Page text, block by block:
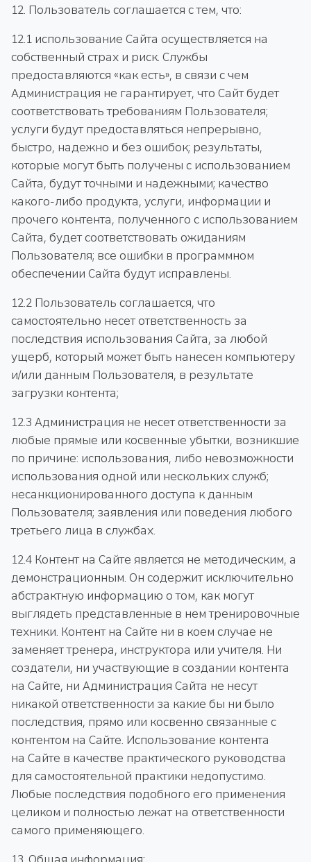
12. Пользователь соглашается с тем, что:
12.1 использование Сайта осуществляется на
собственный страх и риск. Службы
предоставляются «как есть», в связи с чем
Администрация не гарантирует, что Сайт будет
соответствовать требованиям Пользователя;
услуги будут предоставляться непрерывно,
быстро, надежно и без ошибок; результаты,
которые могут быть получены с использованием
Сайта, будут точными и надежными; качество
какого-либо продукта, услуги, информации и
прочего контента, полученного с использованием
Сайта, будет соответствовать ожиданиям
Пользователя; все ошибки в программном
обеспечении Сайта будут исправлены.
12.2 Пользователь соглашается, что
самостоятельно несет ответственность за
последствия использования Сайта, за любой
ущерб, который может быть нанесен компьютеру
и/или данным Пользователя, в результате
загрузки контента;
12.3 Администрация не несет ответственности за
любые прямые или косвенные убытки, возникшие
по причине: использования, либо невозможности
использования одной или нескольких служб;
несанкционированного доступа к данным
Пользователя; заявления или поведения любого
третьего лица в службах.
12.4 Контент на Сайте является не методическим, а
демонстрационным. Он содержит исключительно
абстрактную информацию о том, как могут
выглядеть представленные в нем тренировочные
техники. Контент на Сайте ни в коем случае не
заменяет тренера, инструктора или учителя. Ни
создатели, ни участвующие в создании контента
на Сайте, ни Администрация Сайта не несут
никакой ответственности за какие бы ни было
последствия, прямо или косвенно связанные с
контентом на Сайте. Использование контента
на Сайте в качестве практического руководства
для самостоятельной практики недопустимо.
Любые последствия подобного его применения
целиком и полностью лежат на ответственности
самого применяющего.